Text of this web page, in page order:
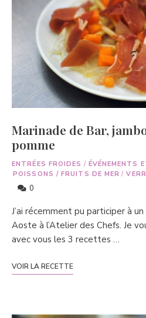
Marinade de Bar,
pomme
ENTRÉES FROIDES / ÉVÉNEMENTS
POISSONS / FRUITS DE MER /
0
J’ai récemment pu participer à
Aoste à l’Atelier des Chefs. Je
avec vous les 3 recettes …
VOIR LA RECETTE